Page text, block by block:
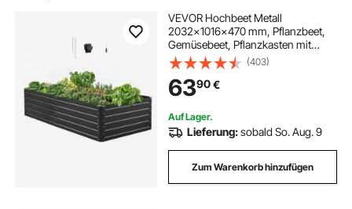
VEVOR Hochbeet Metall
2032x1016x470 mm, Pflanzbeet,
Gemüsebeet, Pflanzkasten mit
offenem Boden & abgerundeten
Kanten, großes Blumenbeet,
Kräuterbeet für Gemüse, Blumen,
Kräuter & Sukkulenten
(403)
6390€
Auf Lager.
Lieferung:sobald So. Aug. 9
Zum Warenkorb hinzufügen